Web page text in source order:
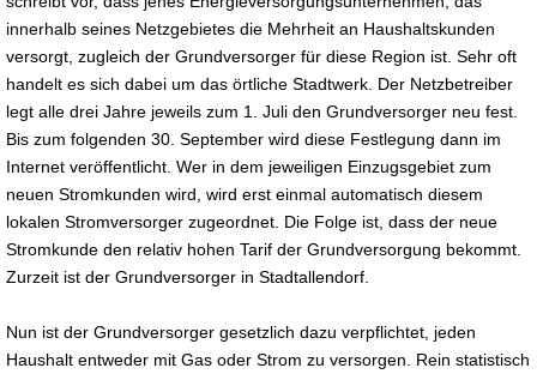
innerhalb seines Netzgebietes die Mehrheit an Haushaltskunden
versorgt, zugleich der Grundversorger für diese Region ist. Sehr oft
handelt es sich dabei um das örtliche Stadtwerk. Der Netzbetreiber
legt alle drei Jahre jeweils zum 1. Juli den Grundversorger neu fest.
Bis zum folgenden 30. September wird diese Festlegung dann im
Internet veröffentlicht. Wer in dem jeweiligen Einzugsgebiet zum
neuen Stromkunden wird, wird erst einmal automatisch diesem
lokalen Stromversorger zugeordnet. Die Folge ist, dass der neue
Stromkunde den relativ hohen Tarif der Grundversorgung bekommt.
Zurzeit ist der Grundversorger in Stadtallendorf.
Nun ist der Grundversorger gesetzlich dazu verpflichtet, jeden
Haushalt entweder mit Gas oder Strom zu versorgen. Rein statistisch